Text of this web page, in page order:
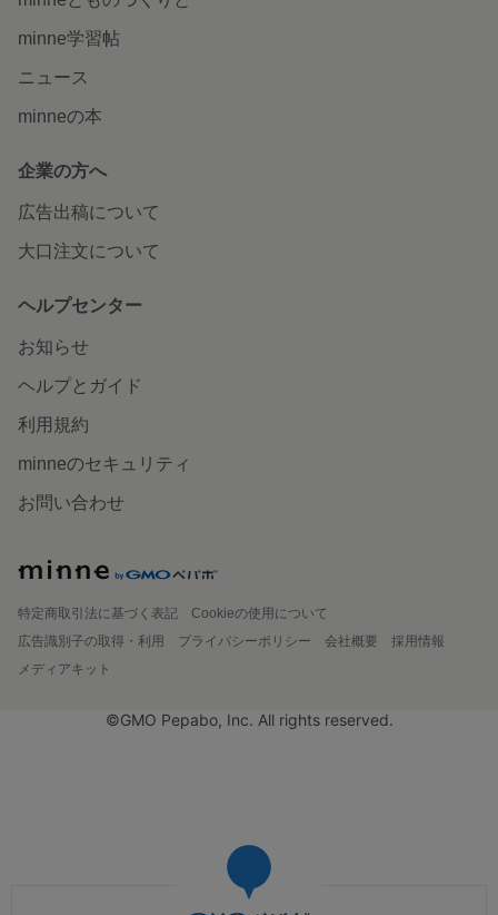
minne学習帖
ニュース
minneの本
企業の方へ
広告出稿について
大口注文について
ヘルプセンター
お知らせ
ヘルプとガイド
利用規約
minneのセキュリティ
お問い合わせ
特定商取引法に基づく表記
Cookieの使用について
広告識別子の取得・利用
プライバシーポリシー 会社概要
採用情報
メディアキット
©GMO Pepabo, Inc. All rights reserved.